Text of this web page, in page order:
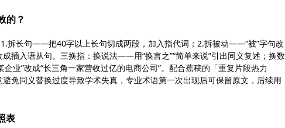
的？
1.拆长句——把40字以上长句切成两段，加入指代词；2.拆被动——“被”字句改
插入语从句。三换指：换说法——用“换言之”“简单来说”引出同义复述；换数
业”改成“长三角一家营收过亿的电商公司”。配合蕉稿的「重复片段热力
免同义替换过度导致学术失真，专业术语第一次出现后可保留原文，后续用
表